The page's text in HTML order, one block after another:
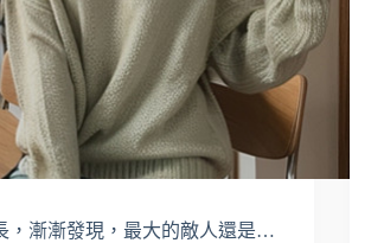
，漸漸發現，最大的敵人還是…